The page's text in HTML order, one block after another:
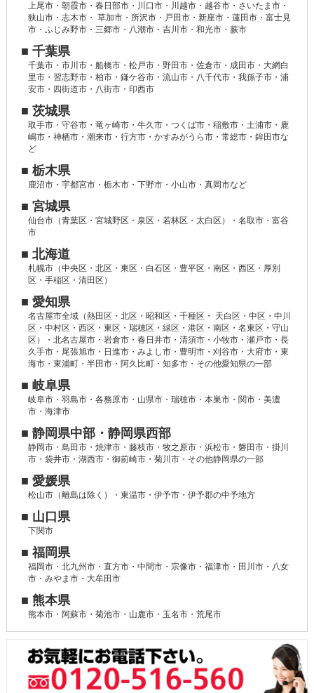
上尾市・朝霞市・春日部市・川口市・川越市・越谷市・さいたま市・
狭山市・志木市・ 草加市・所沢市・戸田市・新座市・蓮田市・富士見
市・ふじみ野市・三郷市・八潮市・吉川市・和光市・蕨市
■ 千葉県
千葉市・市川市・船橋市・松戸市・野田市・佐倉市・成田市・大網白
里市・習志野市・柏市・鎌ケ谷市・流山市・八千代市・我孫子市・浦
安市・四街道市・八街市・印西市
■ 茨城県
取手市・守谷市・竜ヶ崎市・牛久市・つくば市・稲敷市・土浦市・鹿
嶋市・神栖市・潮来市・行方市・かすみがうら市・常総市・鉾田市な
ど
■ 栃木県
鹿沼市・宇都宮市・栃木市・下野市・小山市・真岡市など
■ 宮城県
仙台市（青葉区・宮城野区・泉区・若林区・太白区）・名取市・富谷
市
■ 北海道
札幌市（中央区・北区・東区・白石区・豊平区・南区・西区・厚別
区・手稲区・清田区）
■ 愛知県
名古屋市全域（熱田区・北区・昭和区・千種区・ 天白区・中区・中川
区・中村区・西区・東区・瑞穂区・緑区・港区・南区・名東区・守山
区）・北名古屋市・岩倉市・春日井市・清須市・小牧市・瀬戸市・長
久手市・尾張旭市・日進市・みよし市・豊明市・刈谷市・大府市・東
海市・東浦町・半田市・阿久比町・知多市・その他愛知県の一部
■ 岐阜県
岐阜市・羽島市・各務原市・山県市・瑞穂市・本巣市・関市・美濃
市・海津市
■ 静岡県中部・静岡県西部
静岡市・島田市・焼津市・藤枝市・牧之原市・浜松市・磐田市・掛川
市・袋井市・湖西市・御前崎市・菊川市・その他静岡県の一部
■ 愛媛県
松山市（離島は除く）・東温市・伊予市・伊予郡の中予地方
■ 山口県
下関市
■ 福岡県
福岡市・北九州市・直方市・中間市・宗像市・福津市・田川市・八女
市・みやま市・大牟田市
■ 熊本県
熊本市・阿蘇市・菊池市・山鹿市・玉名市・荒尾市